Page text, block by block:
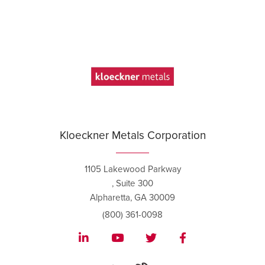
Kloeckner Metals Corporation
1105 Lakewood Parkway
, Suite 300
Alpharetta, GA 30009
(800) 361-0098